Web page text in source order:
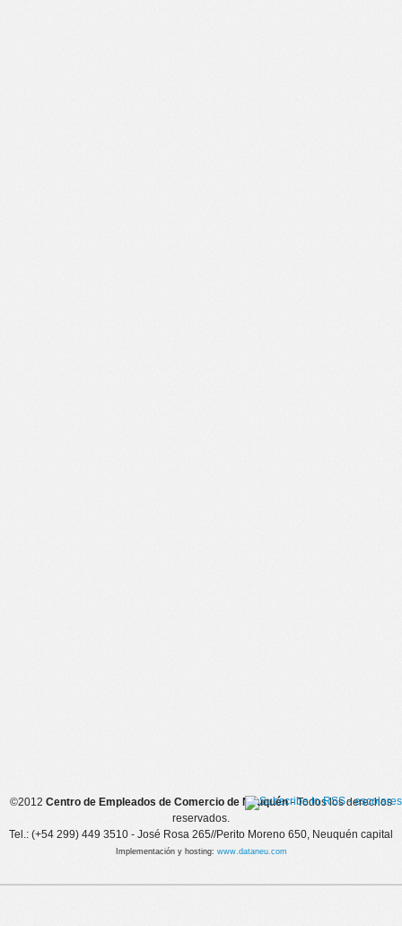
©2012 Centro de Empleados de Comercio de Neuquén- Todos los derechos
reservados.
Tel.: (+54 299) 449 3510 - José Rosa 265//Perito Moreno 650, Neuquén capital
Implementación y hosting: www.dataneu.com